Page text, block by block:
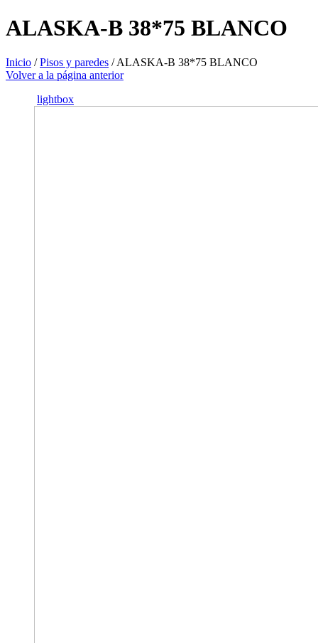
ALASKA-B 38*75 BLANCO
Inicio / Pisos y paredes /ALASKA-B 38*75 BLANCO
Volver a la página anterior
lightbox